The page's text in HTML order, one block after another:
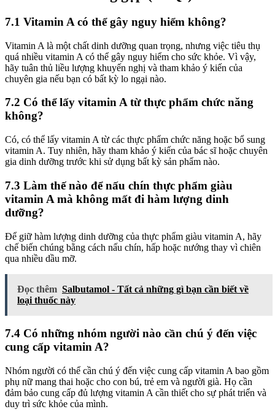
7.1 Vitamin A có thể gây nguy hiểm không?
Vitamin A là một chất dinh dưỡng quan trọng, nhưng việc tiêu thụ
quá nhiều vitamin A có thể gây nguy hiểm cho sức khỏe. Vì vậy,
hãy tuân thủ liều lượng khuyến nghị và tham khảo ý kiến của
chuyên gia nếu bạn có bất kỳ lo ngại nào.
7.2 Có thể lấy vitamin A từ thực phẩm chức năng
không?
Có, có thể lấy vitamin A từ các thực phẩm chức năng hoặc bổ sung
vitamin A. Tuy nhiên, hãy tham khảo ý kiến của bác sĩ hoặc chuyên
gia dinh dưỡng trước khi sử dụng bất kỳ sản phẩm nào.
7.3 Làm thế nào để nấu chín thực phẩm giàu
vitamin A mà không mất đi hàm lượng dinh
dưỡng?
Để giữ hàm lượng dinh dưỡng của thực phẩm giàu vitamin A, hãy
chế biến chúng bằng cách nấu chín, hấp hoặc nướng thay vì chiên
qua nhiều dầu mỡ.
Đọc thêm Salbutamol - Tất cả những gì bạn cần biết về
loại thuốc này
7.4 Có những nhóm người nào cần chú ý đến việc
cung cấp vitamin A?
Nhóm người có thể cần chú ý đến việc cung cấp vitamin A bao gồm
phụ nữ mang thai hoặc cho con bú, trẻ em và người già. Họ cần
đảm bảo cung cấp đủ lượng vitamin A cần thiết cho sự phát triển và
duy trì sức khỏe của mình.